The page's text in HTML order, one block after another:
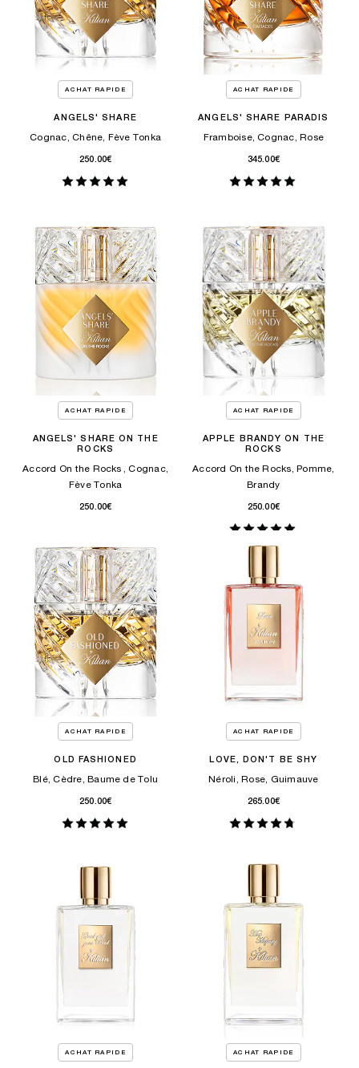
ACHAT RAPIDE
ANGELS' SHARE
Cognac, Chêne, Fève Tonka
250.00€
ACHAT RAPIDE
ANGELS' SHARE PARADIS
Framboise, Cognac, Rose
345.00€
ACHAT RAPIDE
ANGELS' SHARE ON THE
ROCKS
Accord On the Rocks , Cognac,
Fève Tonka
250.00€
ACHAT RAPIDE
APPLE BRANDY ON THE
ROCKS
Accord On the Rocks, Pomme,
Brandy
250.00€
ACHAT RAPIDE
OLD FASHIONED
Blé, Cèdre, Baume de Tolu
250.00€
ACHAT RAPIDE
LOVE, DON'T BE SHY
Néroli, Rose, Guimauve
265.00€
ACHAT RAPIDE ACHAT RAPIDE